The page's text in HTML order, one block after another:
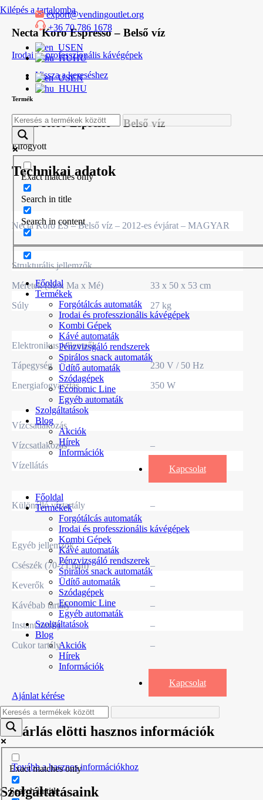
Kilépés a tartalombaexport@vendingoutlet.org
+36 70 786 1678
EN
HU
EN
HU
Exact matches only
Search in title
Search in content
Főoldal
Termékek
Forgótálcás automaták
Irodai és professzionális kávégépek
Kombi Gépek
Kávé automaták
Pénzvizsgáló rendszerek
Spirálos snack automaták
Üdítő automaták
Szódagépek
Economic Line
Egyéb automaták
Szolgáltatások
Blog
Akciók
Hírek
Információk
Kapcsolat
Főoldal
Termékek
Forgótálcás automaták
Irodai és professzionális kávégépek
Kombi Gépek
Kávé automaták
Pénzvizsgáló rendszerek
Spirálos snack automaták
Üdítő automaták
Szódagépek
Economic Line
Egyéb automaták
Szolgáltatások
Blog
Akciók
Hírek
Információk
Kapcsolat
Exact matches only
Search in title
Necta Koro Espresso – Belső víz
Irodai és professzionális kávégépek
Vissza a kereséshez
Termék
Necta Koro Espresso – Belső víz
Elfogyott
Technikai adatok
Necta Koro ES – Belső víz – 2012-es évjárat – MAGYAR
Strukturális jellemzők
Méretek (Sz x Ma x Mé)
33 x 50 x 53 cm
Súly
27 kg
Elektronikus jellemzők
Tápegység
230 V / 50 Hz
Energiafogyasztás
350 W
Vízcsatlakozás
Vízcsatlakozás
–
Vízellátás
Különálló víztartály –
Egyéb jellemzők
Csészék (70-71 mm)
–
Keverők
–
Kávébab tartály
–
Instant tartály
–
Cukor tartály
–
Ajánlat kérése
Vásárlás elötti hasznos információk
Tovább a hasznos információkhoz
Szolgáltatásaink